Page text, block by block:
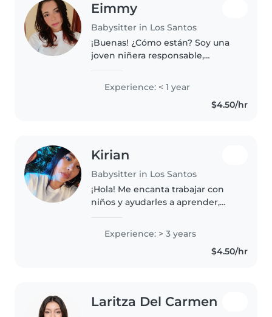
Eimmy
Babysitter in Los Santos
¡Buenas! ¿Cómo están? Soy una
joven niñera responsable,
tenga poca experiencia, estoy
lista para cuidar a tus niños con
dedicación. Me encanta dibujar,..
Experience: < 1 year
$4.50/hr
Kirian
Babysitter in Los Santos
¡Hola! Me encanta trabajar con
niños y ayudarles a aprender,
cariñosa y puntual. Me esfuerzo
Experience: > 3 years
$4.50/hr
Laritza Del Carmen